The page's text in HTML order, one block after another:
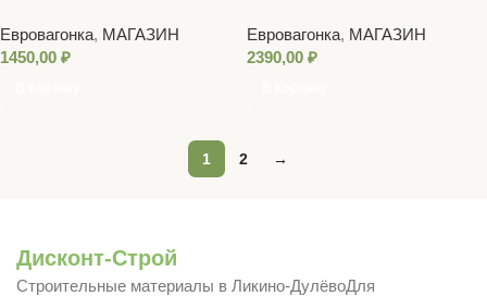
Евровагонка, МАГАЗИН
1450,00 ₽
Евровагонка, МАГАЗИН
2390,00 ₽
1 2 →
Дисконт-Строй
Строительные материалы в Ликино-ДулёвоДля